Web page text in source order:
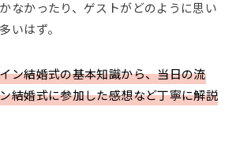
なかったり、ゲストがどのように思い
いはず。
ン結婚式の基本知識から、当日の流
結婚式に参加した感想など丁寧に解説